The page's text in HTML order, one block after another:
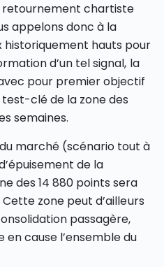
retournement chartiste
appelons donc à la
historiquement hauts pour
d’un tel signal, la
pour premier objectif
clé de la zone des
semaines.
marché (scénario tout à
de la
des 14 880 points sera
zone peut d’ailleurs
passagère,
cause l’ensemble du